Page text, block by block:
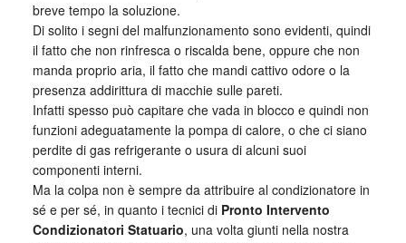
breve tempo la soluzione.
Di solito i segni del malfunzionamento sono evidenti, quindi
il fatto che non rinfresca o riscalda bene, oppure che non
manda proprio aria, il fatto che mandi cattivo odore o la
presenza addirittura di macchie sulle pareti.
Infatti spesso può capitare che vada in blocco e quindi non
funzioni adeguatamente la pompa di calore, o che ci siano
perdite di gas refrigerante o usura di alcuni suoi
componenti interni.
Ma la colpa non è sempre da attribuire al condizionatore in
sé e per sé, in quanto i tecnici di Pronto Intervento
Condizionatori Statuario, una volta giunti nella nostra